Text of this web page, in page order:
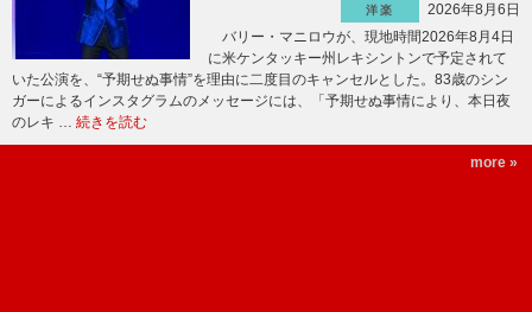
洋楽
2026年8月6日
バリー・マニロウが、現地時間2026年8月4日
に米ケンタッキー州レキシントンで予定されて
いた公演を、“予期せぬ事情”を理由に二度目のキャンセルとした。83歳のシン
ガーによるインスタグラムのメッセージには、「予期せぬ事情により、本日夜
のレキ … 続きを読む
more »